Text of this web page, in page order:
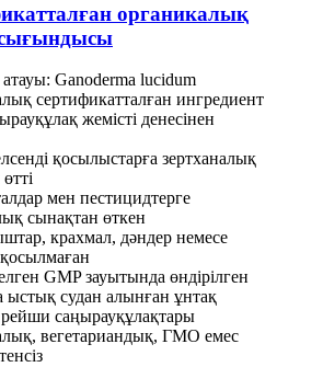
органикалық
Ganoderma lucidum
сертификатталған ингредиент
жемісті денесінен
қосылыстарға зертханалық
мен пестицидтерге
сынақтан өткен
крахмал, дәндер немесе
GMP зауытында өндірілген
ыстық судан алынған ұнтақ
рейши саңырауқұлақтары
вегетариандық, ГМО емес